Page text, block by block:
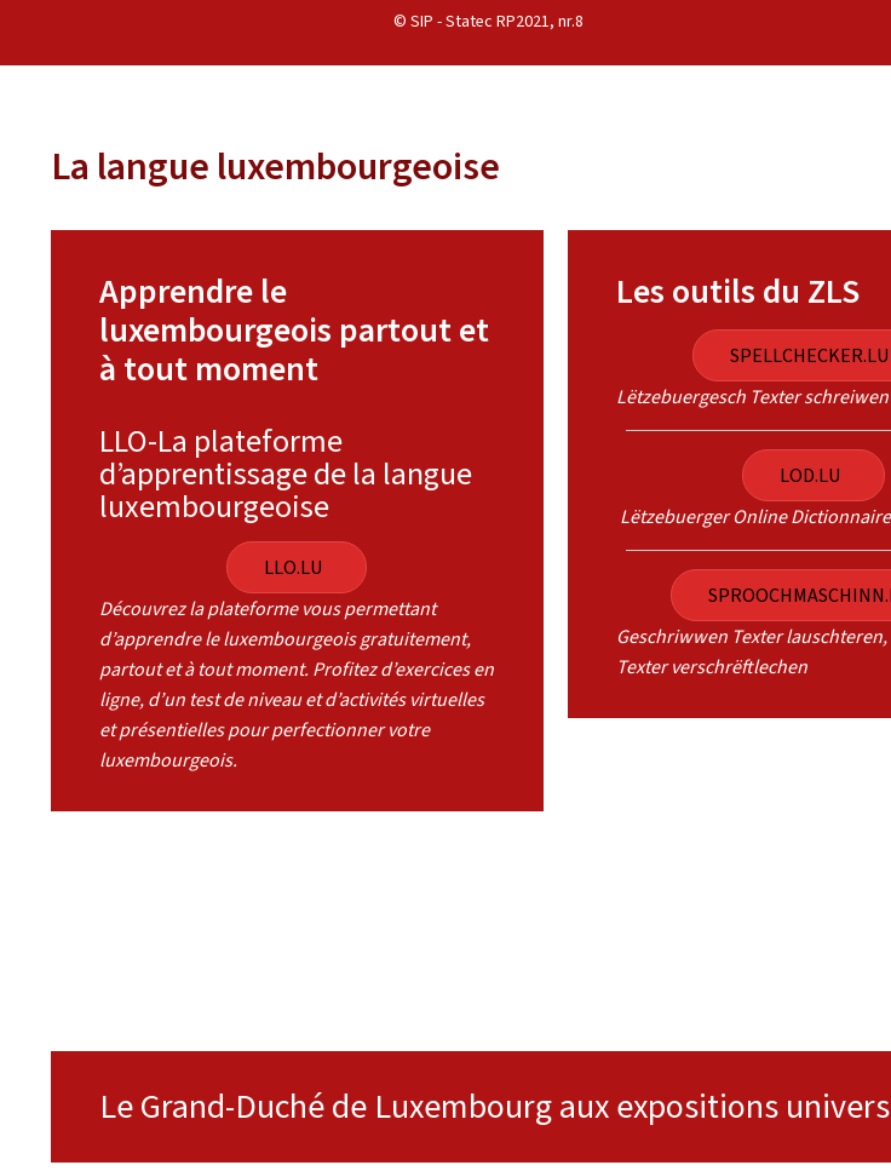
© SIP - Statec RP2021, nr.8
La langue luxembourgeoise
Apprendre le
luxembourgeois partout et
à tout moment
LLO-La plateforme
d’apprentissage de la langue
luxembourgeoise
LLO.LU
Découvrez la plateforme vous permettant
d’apprendre le luxembourgeois gratuitement,
partout et à tout moment. Profitez d’exercices en
ligne, d’un test de niveau et d’activités virtuelles
et présentielles pour perfectionner votre
luxembourgeois.
Les outils du ZLS
SPELLCHECKER.LU
Lëtzebuergesch Texter
LOD.LU
Lëtzebuerger Online Dictionnaire
Geschriwwen Texter
Texter verschrëftlechen
Le Grand-Duché de Luxembourg aux expositions